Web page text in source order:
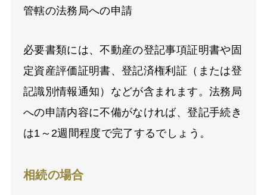
管轄の法務局への申請
必要書類には、不動産の登記事項証明書や固
定資産評価証明書、登記済権利証（または登
記識別情報通知）などが含まれます。法務局
への申請内容に不備がなければ、登記手続き
は1～2週間程度で完了するでしょう。
相続の場合